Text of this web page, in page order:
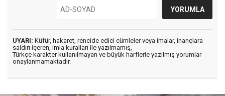
UYARI: Küfür, hakaret, rencide edici cümleler veya imalar, inançlara
saldırı içeren, imla kuralları ile yazılmamış,
Türkçe karakter kullanılmayan ve büyük harflerle yazılmış yorumlar
onaylanmamaktadır.